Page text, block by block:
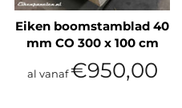
Eiken boomstamblad 40
mm CO 300 x 100 cm
al vanaf €950,00